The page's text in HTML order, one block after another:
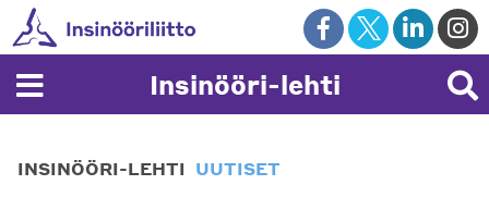
Skip
to
content
Insinööri-lehti
INSINÖÖRI-LEHTI UUTISET